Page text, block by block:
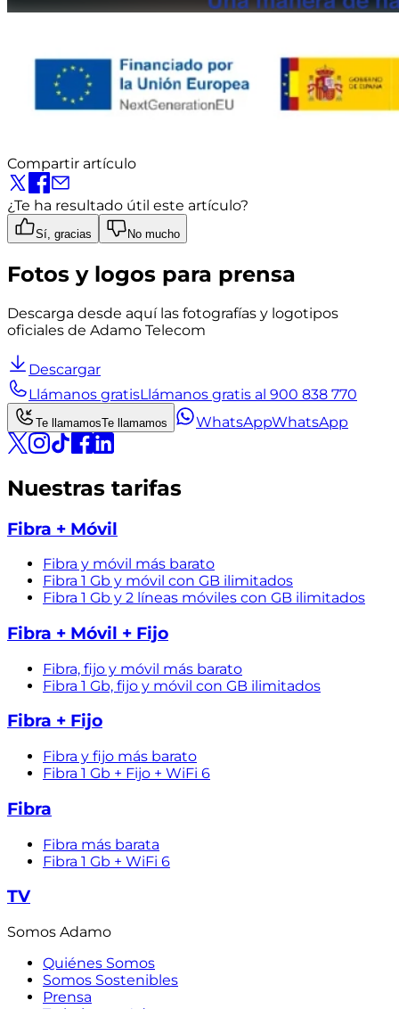
Compartir artículo
¿Te ha resultado útil este artículo?
Sí, gracias No mucho
Fotos y logos para prensa
Descarga desde aquí las fotografías y logotipos
oficiales de Adamo Telecom
Descargar
Llámanos gratisLlámanos gratis al 900 838 770
Te llamamosTe llamamos WhatsAppWhatsApp
Nuestras tarifas
Fibra + Móvil
Fibra y móvil más barato
Fibra 1 Gb y móvil con GB ilimitados
Fibra 1 Gb y 2 líneas móviles con GB ilimitados
Fibra + Móvil + Fijo
Fibra, fijo y móvil más barato
Fibra 1 Gb, fijo y móvil con GB ilimitados
Fibra + Fijo
Fibra y fijo más barato
Fibra 1 Gb + Fijo + WiFi 6
Fibra
Fibra más barata
Fibra 1 Gb + WiFi 6
TV
Somos Adamo
Quiénes Somos
Somos Sostenibles
Prensa